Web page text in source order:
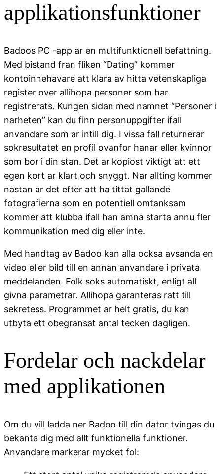
applikationsfunktioner
Badoos PC -app ar en multifunktionell befattning.
Med bistand fran fliken “Dating” kommer
kontoinnehavare att klara av hitta vetenskapliga
register over allihopa personer som har
registrerats. Kungen sidan med namnet “Personer i
narheten” kan du finn personuppgifter ifall
anvandare som ar intill dig. I vissa fall returnerar
sokresultatet en profil ovanfor hanar eller kvinnor
som bor i din stan. Det ar kopiost viktigt att ett
egen kort ar klart och snyggt. Nar allting kommer
nastan ar det efter att ha tittat gallande
fotografierna som en potentiell omtanksam
kommer att klubba ifall han amna starta annu fler
kommunikation med dig eller inte.
Med handtag av Badoo kan alla ocksa avsanda en
video eller bild till en annan anvandare i privata
meddelanden. Folk soks automatiskt, enligt all
givna parametrar. Allihopa garanteras ratt till
sekretess. Programmet ar helt gratis, du kan
utbyta ett obegransat antal tecken dagligen.
Fordelar och nackdelar
med applikationen
Om du vill ladda ner Badoo till din dator tvingas du
bekanta dig med allt funktionella funktioner.
Anvandare markerar mycket fol: